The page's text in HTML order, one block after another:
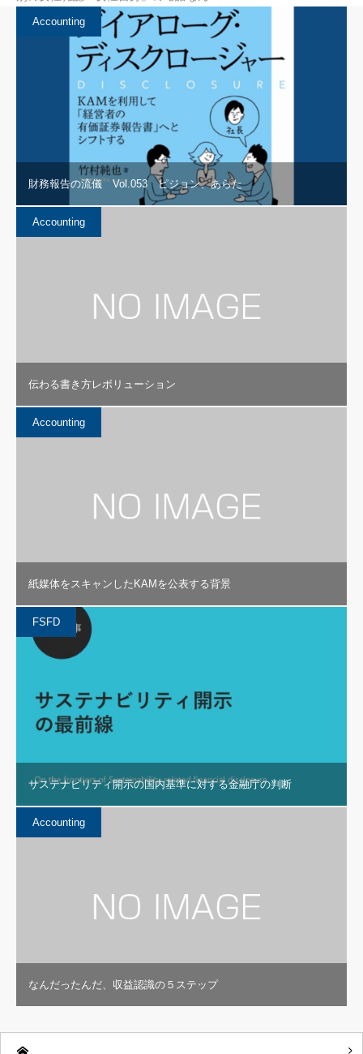
Accounting
財務報告の流儀 Vol.053 ピジョン、あらた
Accounting
伝わる書き方レボリューション
Accounting
紙媒体をスキャンしたKAMを公表する背景
FSFD
サステナビリティ開示の国内基準に対する金融庁の判断
Accounting
なんだったんだ、収益認識の５ステップ